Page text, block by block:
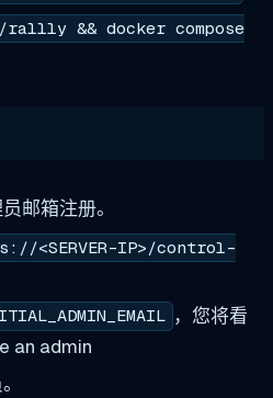
&& docker compose
邮箱注册。
<SERVER-IP>/control-
，您将看
an admin